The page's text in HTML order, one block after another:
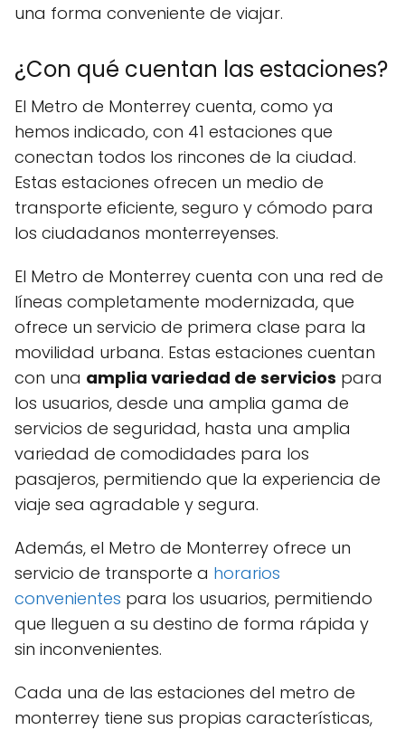
una forma conveniente de viajar.
¿Con qué cuentan las estaciones?
El Metro de Monterrey cuenta, como ya
hemos indicado, con 41 estaciones que
conectan todos los rincones de la ciudad.
Estas estaciones ofrecen un medio de
transporte eficiente, seguro y cómodo para
los ciudadanos monterreyenses.
El Metro de Monterrey cuenta con una red de
líneas completamente modernizada, que
ofrece un servicio de primera clase para la
movilidad urbana. Estas estaciones cuentan
con una amplia variedad de servicios para
los usuarios, desde una amplia gama de
servicios de seguridad, hasta una amplia
variedad de comodidades para los
pasajeros, permitiendo que la experiencia de
viaje sea agradable y segura.
Además, el Metro de Monterrey ofrece un
servicio de transporte a horarios
convenientes para los usuarios, permitiendo
que lleguen a su destino de forma rápida y
sin inconvenientes.
Cada una de las estaciones del metro de
monterrey tiene sus propias características,